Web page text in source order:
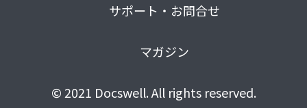
サポート・お問合せ
マガジン
© 2021 Docswell. All rights reserved.